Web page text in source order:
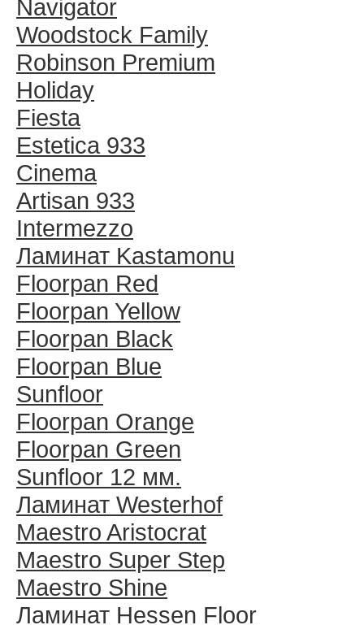
Navigator
Woodstock Family
Robinson Premium
Holiday
Fiesta
Estetica 933
Cinema
Artisan 933
Intermezzo
Ламинат Kastamonu
Floorpan Red
Floorpan Yellow
Floorpan Black
Floorpan Blue
Sunfloor
Floorpan Orange
Floorpan Green
Sunfloor 12 мм.
Ламинат Westerhof
Maestro Aristocrat
Maestro Super Step
Maestro Shine
Ламинат Hessen Floor